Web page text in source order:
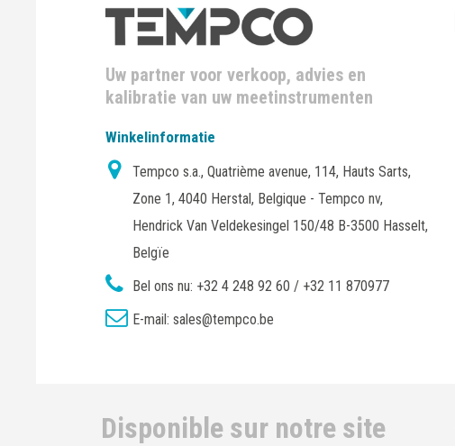
Uw partner voor verkoop, advies en
kalibratie van uw meetinstrumenten
Winkelinformatie
Tempco s.a., Quatrième avenue, 114, Hauts Sarts,
Zone 1, 4040 Herstal, Belgique - Tempco nv,
Hendrick Van Veldekesingel 150/48 B-3500 Hasselt,
Belgïe
Bel ons nu: +32 4 248 92 60 / +32 11 870977
E-mail: sales@tempco.be
Disponible sur notre site